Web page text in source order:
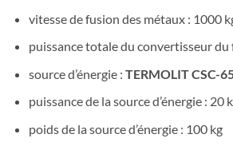
vitesse de fusion des métaux : 1000
puissance totale du convertisseur
source d’énergie : TERMOLIT CSC-
puissance de la source d’énergie : 20
poids de la source d’énergie : 100 kg